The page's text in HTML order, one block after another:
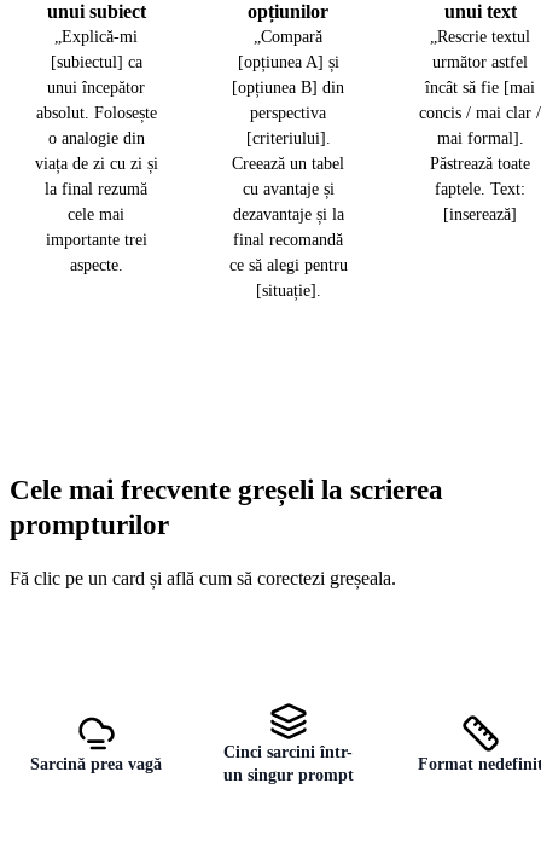
unui subiect
„Explică-mi
[subiectul] ca
unui începător
absolut. Folosește
o analogie din
viața de zi cu zi și
la final rezumă
cele mai
importante trei
aspecte.
opțiunilor
„Compară
[opțiunea A] și
[opțiunea B] din
perspectiva
[criteriului].
Creează un tabel
cu avantaje și
dezavantaje și la
final recomandă
ce să alegi pentru
[situație].
unui text
„Rescrie textul
următor astfel
încât să fie [mai
concis / mai clar /
mai formal].
Păstrează toate
faptele. Text:
[inserează]
Cele mai frecvente greșeli la scrierea
prompturilor
Fă clic pe un card și află cum să corectezi greșeala.
Sarcină prea vagă
Cinci sarcini într-
un singur prompt
Format